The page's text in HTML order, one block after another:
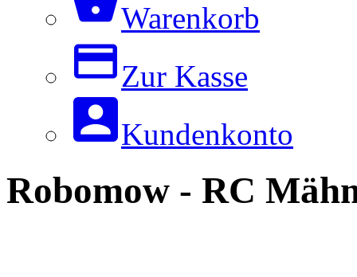
Warenkorb
Zur Kasse
Kundenkonto
Robomow - RC